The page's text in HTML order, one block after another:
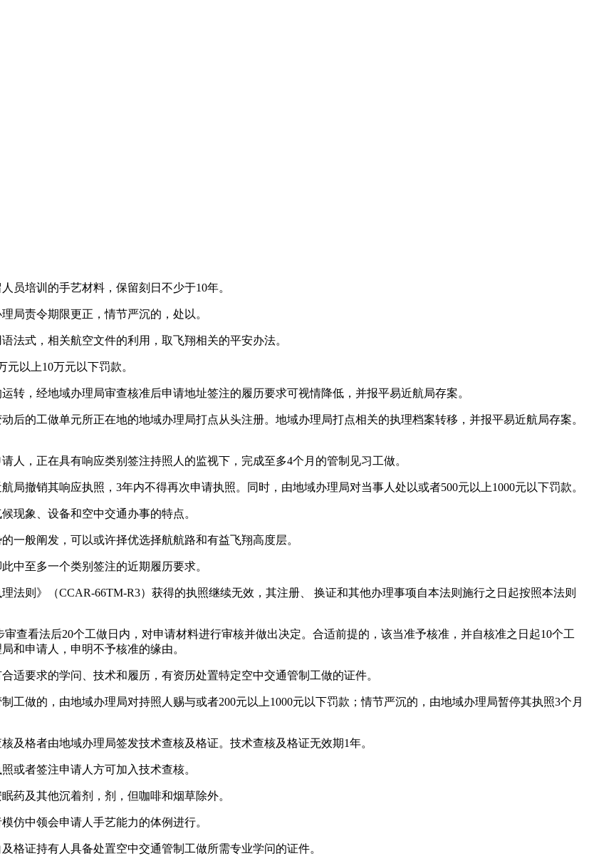
培训的手艺材料，保留刻日不少于10年。
责令期限更正，情节严沉的，处以。
式，相关航空文件的利用，取飞翔相关的平安办法。
以上10万元以下罚款。
，经地域办理局审查核准后申请地址签注的履历要求可视情降低，并报平易近航局存案。
的工做单元所正在地的地域办理局打点从头注册。地域办理局打点相关的执理档案转移，并报平易近航局存案。
，正在具有响应类别签注持照人的监视下，完成至多4个月的管制见习工做。
销其响应执照，3年内不得再次申请执照。同时，由地域办理局对当事人处以或者500元以上1000元以下罚款。
象、设备和空中交通办事的特点。
般阐发，可以或许择优选择航航路和有益飞翔高度层。
至多一个类别签注的近期履历要求。
则》（CCAR-66TM-R3）获得的执照继续无效，其注册、 换证和其他办理事项自本法则施行之日起按照本法则
看法后20个工做日内，对申请材料进行审核并做出决定。合适前提的，该当准予核准，并自核准之日起10个工
和申请人，申明不予核准的缘由。
要求的学问、技术和履历，有资历处置特定空中交通管制工做的证件。
做的，由地域办理局对持照人赐与或者200元以上1000元以下罚款；情节严沉的，由地域办理局暂停其执照3个月
格者由地域办理局签发技术查核及格证。技术查核及格证无效期1年。
者签注申请人方可加入技术查核。
及其他沉着剂，剂，但咖啡和烟草除外。
中领会申请人手艺能力的体例进行。
证持有人具备处置空中交通管制工做所需专业学问的证件。